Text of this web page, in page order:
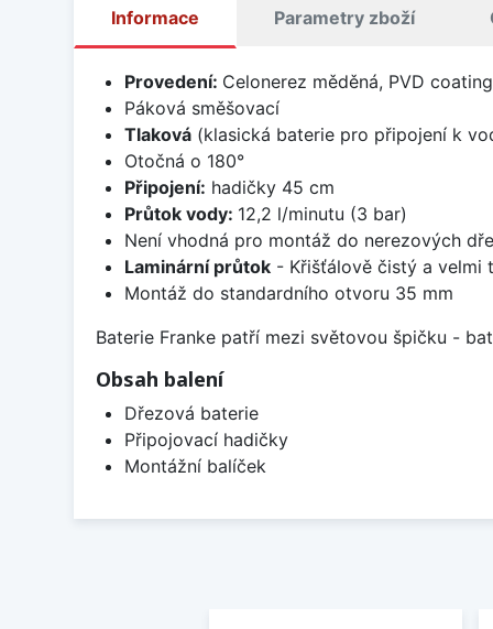
Informace Parametry zboží
Provedení: Celonerez měděná, PVD coating
Páková směšovací
Tlaková(klasická baterie pro připojení k
Otočná o 180°
Připojení: hadičky 45 cm
Průtok vody: 12,2 l/minutu (3 bar)
Není vhodná pro montáž do nerezových
Laminární průtok- Křišťálově čistý a velmi
Montáž do standardního otvoru 35 mm
Baterie Franke patří mezi světovou špičku -
Obsah balení
Dřezová baterie
Připojovací hadičky
Montážní balíček